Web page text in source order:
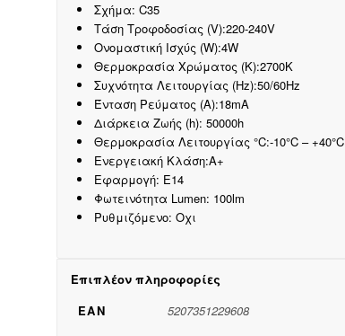
Σχήμα: C35
Τάση Τροφοδοσίας (V):220-240V
Ονομαστική Ισχύς (W):4W
Θερμοκρασία Χρώματος (K):2700K
Συχνότητα Λειτουργίας (Hz):50/60Hz
Ένταση Ρεύματος (Α):18mA
Διάρκεια Ζωής (h): 50000h
Θερμοκρασία Λειτουργίας °C:-10°C – +40°C
Ενεργειακή Κλάση:A+
Εφαρμογή: E14
Φωτεινότητα Lumen: 100lm
Ρυθμιζόμενο: Οχι
Επιπλέον πληροφορίες
EAN
5207351229608